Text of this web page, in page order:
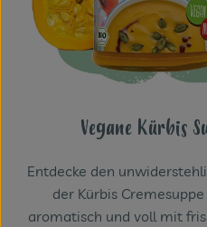
Vegane Kürbis
Entdecke den
der Kürbis
aromatisch und voll mit